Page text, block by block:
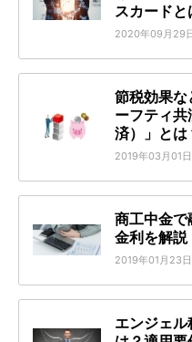
スカードと
2020年09月29
節税効果な
ーフティ
済）」とは
2019年03月01日
商工中金で
金利を解説
2019年01月23日
エンジェ